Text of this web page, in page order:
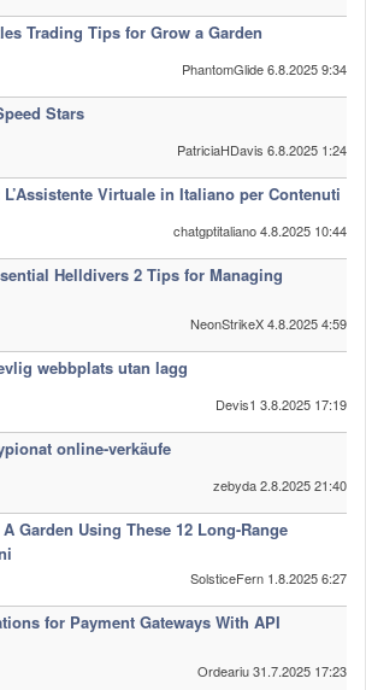
Trading Tips for Grow a Garden
PhantomGlide6.8.2025 9:34
Stars
PatriciaHDavis 6.8.2025 1:24
L’Assistente Virtuale in Italiano per Contenuti
chatgptitaliano4.8.2025 10:44
Helldivers 2 Tips for Managing
NeonStrikeX4.8.2025 4:59
webbplats utan lagg
Devis1 3.8.2025 17:19
online-verkäufe
zebyda2.8.2025 21:40
Garden Using These 12 Long-Range
SolsticeFern 1.8.2025 6:27
for Payment Gateways With API
Ordeariu31.7.2025 17:23